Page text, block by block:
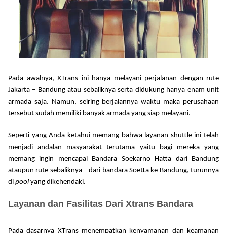
Pada awalnya, XTrans ini hanya melayani perjalanan dengan rute
Jakarta – Bandung atau sebaliknya serta didukung hanya enam unit
armada saja. Namun, seiring berjalannya waktu maka perusahaan
tersebut sudah memiliki banyak armada yang siap melayani.
Seperti yang Anda ketahui memang bahwa layanan shuttle ini telah
menjadi andalan masyarakat terutama yaitu bagi mereka yang
memang ingin mencapai Bandara Soekarno Hatta dari Bandung
ataupun rute sebaliknya – dari bandara Soetta ke Bandung, turunnya
di pool yang dikehendaki.
Layanan dan Fasilitas Dari Xtrans Bandara
Pada dasarnya XTrans menempatkan kenyamanan dan keamanan